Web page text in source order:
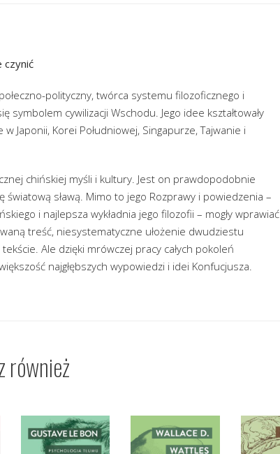
czynić
polityczny, twórca systemu filozoficznego i
symbolem cywilizacji Wschodu. Jego idee kształtowały
Japonii, Korei Południowej, Singapurze, Tajwanie i
chińskiej myśli i kultury. Jest on prawdopodobnie
światową sławą. Mimo to jego Rozprawy i powiedzenia –
i najlepsza wykładnia jego filozofii – mogły wprawiać
treść, niesystematyczne ułożenie dwudziestu
Ale dzięki mrówczej pracy całych pokoleń
najgłębszych wypowiedzi i idei Konfucjusza.
również